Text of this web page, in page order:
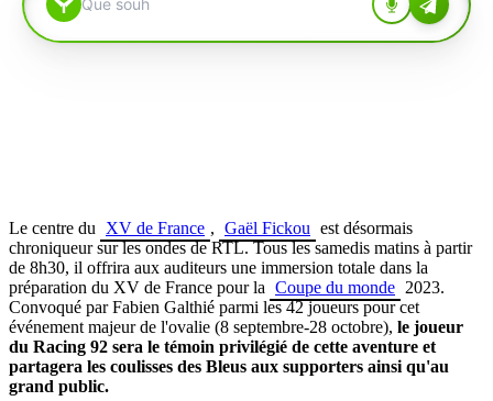
Le centre du XV de France , Gaël Fickou est désormais
chroniqueur sur les ondes de RTL. Tous les samedis matins à partir
de 8h30, il offrira aux auditeurs une immersion totale dans la
préparation du XV de France pour la Coupe du monde 2023.
Convoqué par Fabien Galthié parmi les 42 joueurs pour cet
événement majeur de l'ovalie (8 septembre-28 octobre), le joueur
du Racing 92 sera le témoin privilégié de cette aventure et
partagera les coulisses des Bleus aux supporters ainsi qu'au
grand public.